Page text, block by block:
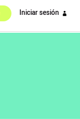
Iniciar sesión